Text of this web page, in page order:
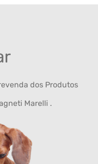
dos Produtos
Marelli .